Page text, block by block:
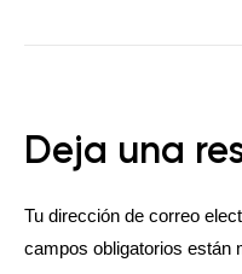
Deja una
Tu dirección de correo
campos obligatorios están